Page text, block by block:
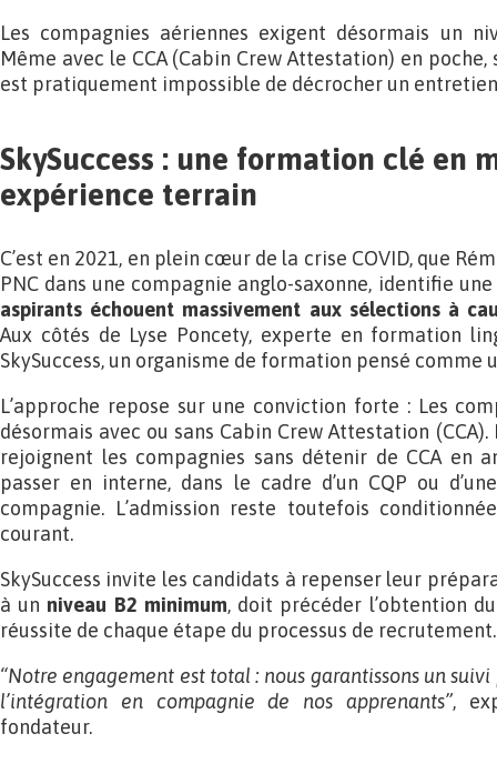
Les compagnies aériennes exigent désormais un
Même avec le CCA (Cabin Crew Attestation) en
est pratiquement impossible de décrocher un
SkySuccess : une formation clé en
expérience terrain
C’est en 2021, en plein cœur de la crise COVID, que
PNC dans une compagnie anglo-saxonne, identifie
aspirants échouent massivement aux sélections à
Aux côtés de Lyse Poncety, experte en formation
SkySuccess, un organisme de formation pensé comme
L’approche repose sur une conviction forte : Les
désormais avec ou sans Cabin Crew Attestation
rejoignent les compagnies sans détenir de CCA en
passer en interne, dans le cadre d’un CQP ou
compagnie. L’admission reste toutefois
courant.
SkySuccess invite les candidats à repenser leur
à un niveau B2 minimum, doit précéder l’obtention
réussite de chaque étape du processus de recrutement.
“Notre engagement est total : nous garantissons un
l’intégration en compagnie de nos apprenants”,
fondateur.